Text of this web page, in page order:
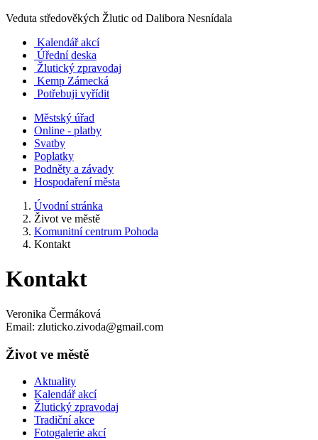
Veduta středověkých Žlutic od Dalibora Nesnídala
Kalendář akcí
Úřední deska
Žlutický zpravodaj
Kemp Zámecká
Potřebuji vyřídit
Městský úřad
Online - platby
Svatby
Poplatky
Podněty a závady
Hospodaření města
Úvodní stránka
Život ve městě
Komunitní centrum Pohoda
Kontakt
Kontakt
Veronika Čermáková
Email: zluticko.zivoda@gmail.com
Život ve městě
Aktuality
Kalendář akcí
Žlutický zpravodaj
Tradiční akce
Fotogalerie akcí